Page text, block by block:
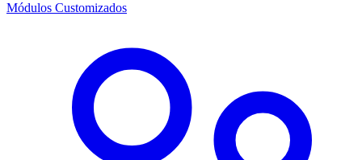
Módulos Customizados